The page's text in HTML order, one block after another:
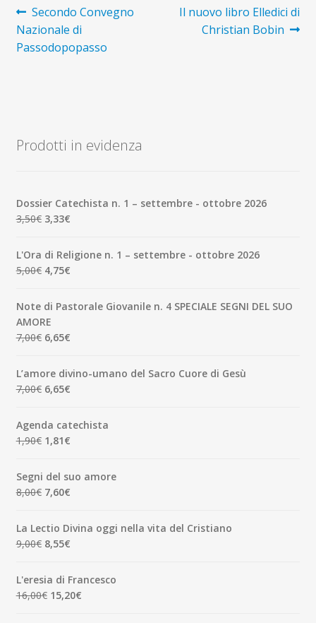
Navigazione
articoli
Articolo
precedente:
Secondo Convegno
Nazionale di
Passodopopasso
Articolo
successivo:
Il nuovo libro Elledici di
Christian Bobin
Prodotti in evidenza
Dossier Catechista n. 1 – settembre - ottobre 2026
3,50€ Il
originale
era:
3,50€.
3,33€Il
attuale
è:
L'Ora di Religione n. 1 – settembre - ottobre 2026
5,00€ Il
originale
era:
5,00€.
4,75€Il
attuale
4,75€.
Note di Pastorale Giovanile n. 4 SPECIALE SEGNI DEL SUO
AMORE
7,00€ Il
originale
era:
7,00€.
6,65€Il
attuale
è:
L’amore divino-umano del Sacro Cuore di Gesù
7,00€ Il
originale
era:
7,00€.
6,65€Il
attuale
è:
Agenda catechista
1,90€ Il
originale
era:
1,90€.
1,81€Il
è:
Segni del suo amore
8,00€ Il
originale
era:
8,00€.
7,60€Il
attuale
è:
La Lectio Divina oggi nella vita del Cristiano
9,00€ Il
originale
era:
9,00€.
8,55€Il
attuale
è:
L'eresia di Francesco
16,00€ Il
15,20€Il